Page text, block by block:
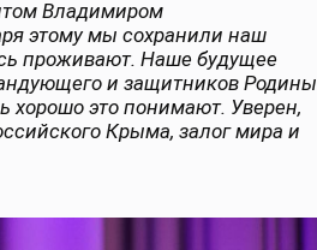
Владимиром
этому мы сохранили наш
проживают. Наше будущее
и защитников Родины
хорошо это понимают. Уверен,
Крыма, залог мира и